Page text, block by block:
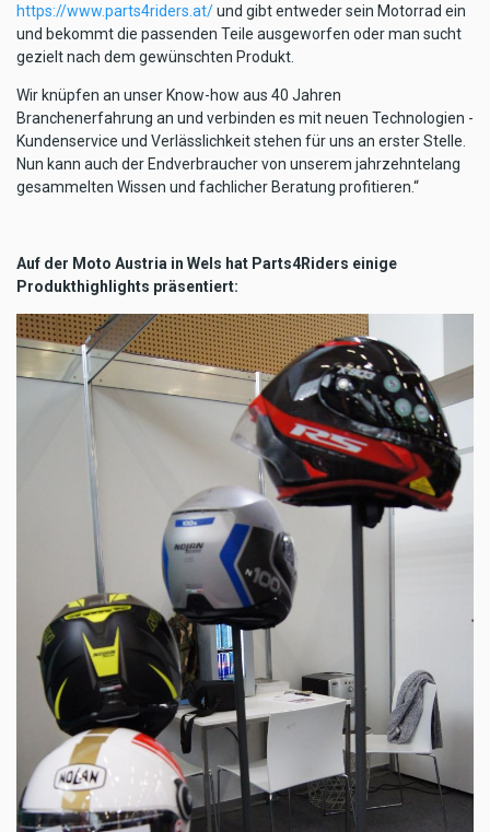
https://www.parts4riders.at/und gibt entweder sein Motorrad ein
und bekommt die passenden Teile ausgeworfen oder man sucht
gezielt nach dem gewünschten Produkt.
Wir knüpfen an unser Know-how aus 40 Jahren
Branchenerfahrung an und verbinden es mit neuen Technologien -
Kundenservice und Verlässlichkeit stehen für uns an erster Stelle.
Nun kann auch der Endverbraucher von unserem jahrzehntelang
gesammelten Wissen und fachlicher Beratung profitieren.“
Auf der Moto Austria in Wels hat Parts4Riders einige
Produkthighlights präsentiert: